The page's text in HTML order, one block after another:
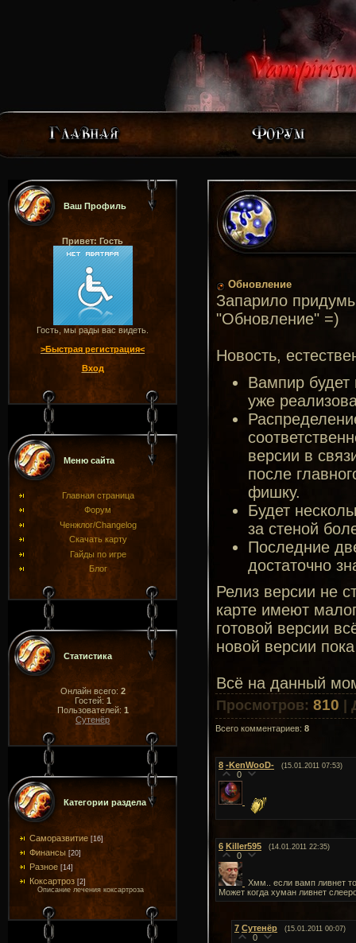
Ваш Профиль
Привет: Гость
Гость, мы рады вас видеть.
>Быстрая регистрация<
Вход
Меню сайта
Главная страница
Форум
Ченжлог/Changelog
Скачать карту
Гайды по игре
Блог
Статистика
Онлайн всего: 2
Гостей: 1
Пользователей: 1
Сутенёр
Категории раздела
Саморазвитие [16]
Финансы [20]
Разное [14]
Коксартроз [2]
Описание лечения коксартроза
Обновление
Запарило
"Обновление" =)
Новость,
Вампир будет
уже
версии в
после
фишку.
Будет
за стеной
Последние
достаточно
Релиз версии не
карте имеют
готовой версии
новой версии
Всё на данный
Просмотров: 810
Всего комментариев: 8
8 -KenWooD- (15.01.2011 07:53)
0
6 Killer595 (14.01.2011 22:35)
0
Хмм.. если вамп ливнет
Может когда хуман ливнет
7 Сутенёр (15.01.2011 00:07)
0